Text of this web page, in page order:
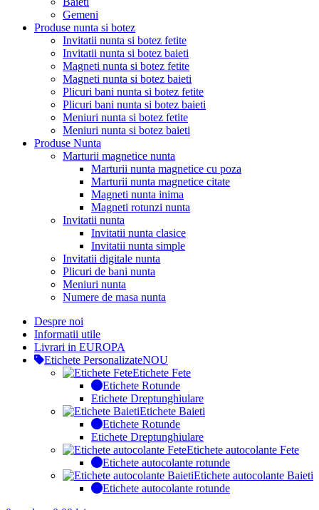
Gemeni
Produse nunta si botez
Invitatii nunta si botez fetite
Invitatii nunta si botez baieti
Magneti nunta si botez fetite
Magneti nunta si botez baieti
Plicuri bani nunta si botez fetite
Plicuri bani nunta si botez baieti
Meniuri nunta si botez fetite
Meniuri nunta si botez baieti
Produse Nunta
Marturii magnetice nunta
Marturii nunta magnetice cu poza
Marturii nunta magnetice citate
Magneti nunta inima
Magneti rotunzi nunta
Invitatii nunta
Invitatii nunta clasice
Invitatii nunta simple
Invitatii digitale nunta
Plicuri de bani nunta
Meniuri nunta
Numere de masa nunta
Despre noi
Informatii utile
Livrari in EUROPA
Etichete PersonalizateNOU
Etichete Fete
Etichete Rotunde
Etichete Dreptunghiulare
Etichete Baieti
Etichete Rotunde
Etichete Dreptunghiulare
Etichete autocolante Fete
Etichete autocolante rotunde
Etichete autocolante Baieti
Etichete autocolante rotunde